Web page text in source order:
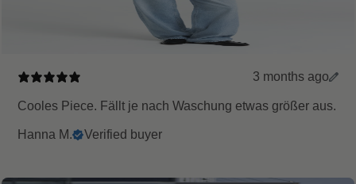
3 months ago
Cooles Piece. Fällt je nach Waschung etwas größer aus.
Hanna M. Verified buyer